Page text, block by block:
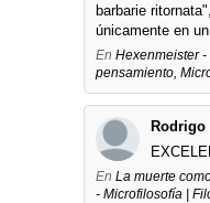
barbarie
únicamente en
En Hexenmeister
pensamiento,
Rodrigo
En La muerte
- Microfilosofía |